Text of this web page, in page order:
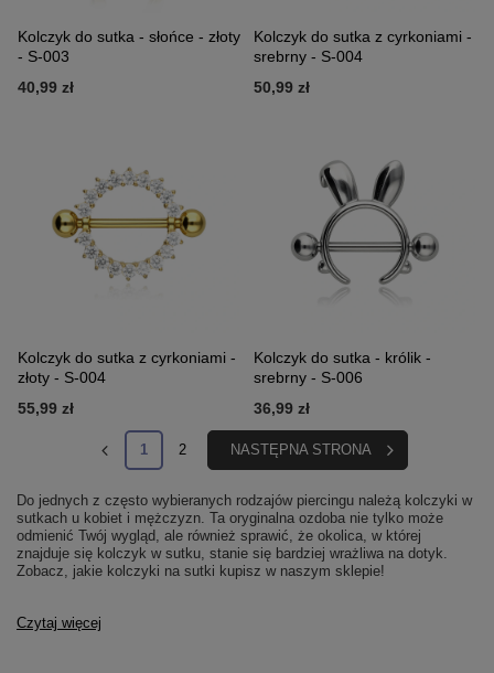
Kolczyk do sutka - słońce - złoty
- S-003
40,99 zł
Kolczyk do sutka z cyrkoniami -
srebrny - S-004
50,99 zł
Kolczyk do sutka z cyrkoniami -
złoty - S-004
55,99 zł
Kolczyk do sutka - królik -
srebrny - S-006
36,99 zł
1 2 NASTĘPNA STRONA
Do jednych z często wybieranych rodzajów piercingu należą kolczyki w
sutkach u kobiet i mężczyzn. Ta oryginalna ozdoba nie tylko może
odmienić Twój wygląd, ale również sprawić, że okolica, w której
znajduje się kolczyk w sutku, stanie się bardziej wrażliwa na dotyk.
Zobacz, jakie kolczyki na sutki kupisz w naszym sklepie!
Czytaj więcej